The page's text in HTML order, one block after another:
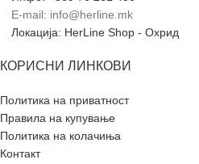
E-mail: info@herline.mk
Локација: HerLine Shop - Охрид
КОРИСНИ ЛИНКОВИ
Политика на приватност
Правила на купување
Политика на колачиња
Контакт